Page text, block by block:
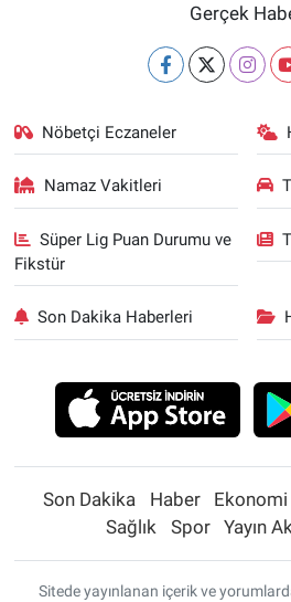
Gerçek
Nöbetçi Eczaneler
Namaz Vakitleri
Süper Lig Puan Durumu ve
Fikstür
Son Dakika Haberleri
Son Dakika Haber Ekonomi
Sağlık
Spor Yayın
Sitede yayınlanan içerik ve